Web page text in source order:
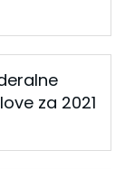
za 2021